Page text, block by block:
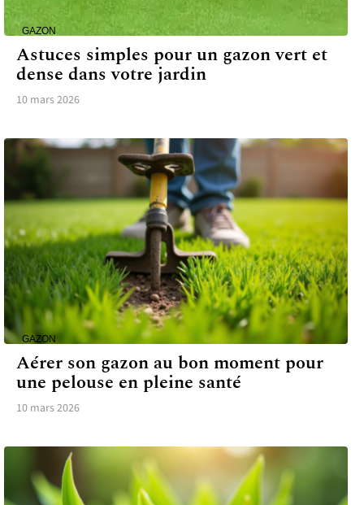
GAZON
Astuces simples pour un gazon vert et
dense dans votre jardin
10 mars 2026
GAZON
Aérer son gazon au bon moment pour
une pelouse en pleine santé
10 mars 2026